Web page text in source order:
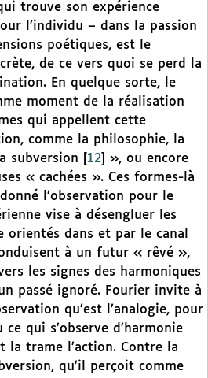
trouve son expérience
l’individu – dans la passion
poétiques, est le
de ce vers quoi se perd la
En quelque sorte, le
moment de la réalisation
qui appellent cette
comme la philosophie, la
subversion
12
», ou encore
« cachées ». Ces formes-là
l’observation pour le
vise à désengluer les
orientés dans et par le canal
à un futur « rêvé »,
les signes des harmoniques
passé ignoré. Fourier invite à
qu’est l’analogie, pour
qui s’observe d’harmonie
la trame l’action. Contre la
qu’il perçoit comme